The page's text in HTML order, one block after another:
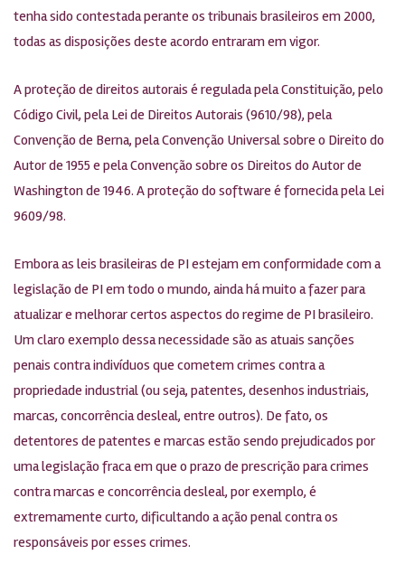
tenha sido contestada perante os tribunais brasileiros em 2000,
todas as disposições deste acordo entraram em vigor.
A proteção de direitos autorais é regulada pela Constituição, pelo
Código Civil, pela Lei de Direitos Autorais (9610/98), pela
Convenção de Berna, pela Convenção Universal sobre o Direito do
Autor de 1955 e pela Convenção sobre os Direitos do Autor de
Washington de 1946. A proteção do software é fornecida pela Lei
9609/98.
Embora as leis brasileiras de PI estejam em conformidade com a
legislação de PI em todo o mundo, ainda há muito a fazer para
atualizar e melhorar certos aspectos do regime de PI brasileiro.
Um claro exemplo dessa necessidade são as atuais sanções
penais contra indivíduos que cometem crimes contra a
propriedade industrial (ou seja, patentes, desenhos industriais,
marcas, concorrência desleal, entre outros). De fato, os
detentores de patentes e marcas estão sendo prejudicados por
uma legislação fraca em que o prazo de prescrição para crimes
contra marcas e concorrência desleal, por exemplo, é
extremamente curto, dificultando a ação penal contra os
responsáveis por esses crimes.